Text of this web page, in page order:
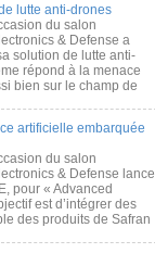
lutte anti-drones
du salon
& Defense a
solution de lutte anti-
répond à la menace
bien sur le champ de
artificielle embarquée
du salon
& Defense lance
pour « Advanced
est d’intégrer des
des produits de Safran